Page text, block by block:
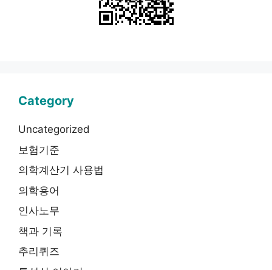
Category
Uncategorized
보험기준
의학계산기 사용법
의학용어
인사노무
책과 기록
추리퀴즈